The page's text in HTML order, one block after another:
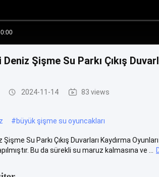
0:00
Şişme Su Parkı Çıkış
2024-11-14 83 views
#büyük şişme su oyuncakları
Su Parkı Çıkış Duvarları Kaydırma
Bu da sürekli su maruz kalmasına ve ...